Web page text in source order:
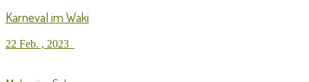
Karneval im Waki
22 Feb. , 2023